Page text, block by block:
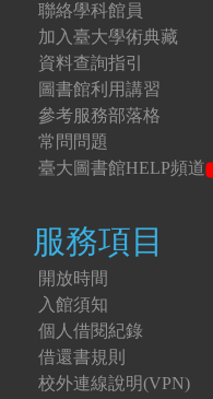
聯絡學科館員
加入臺大學術典藏
資料查詢指引
圖書館利用講習
參考服務部落格
常問問題
臺大圖書館HELP頻道
服務項目
開放時間
入館須知
個人借閱紀錄
借還書規則
校外連線說明(VPN)